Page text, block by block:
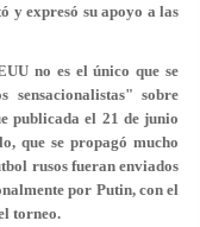
y expresó su apoyo a las
no es el único que se
sobre
publicada el 21 de junio
que se propagó mucho
rusos fueran enviados
por Putin, con el
torneo.